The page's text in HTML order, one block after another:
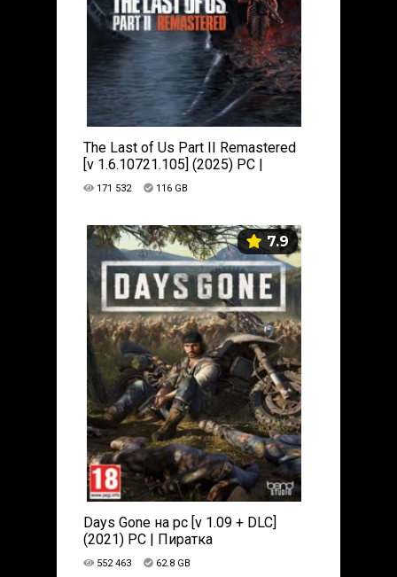
The Last of Us Part II Remastered
[v 1.6.10721.105] (2025) PC |
Пиратка
171 532 116 GB
7.9
Days Gone на pc [v 1.09 + DLC]
(2021) PC | Пиратка
552 463 62.8 GB